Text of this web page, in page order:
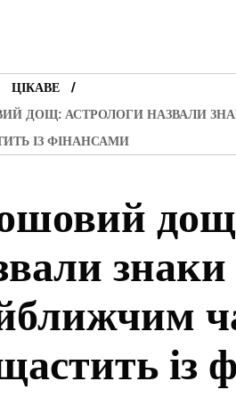
ЦІКАВЕ
ДОЩ: АСТРОЛОГИ НАЗВАЛИ
ІЗ ФІНАНСАМИ
із